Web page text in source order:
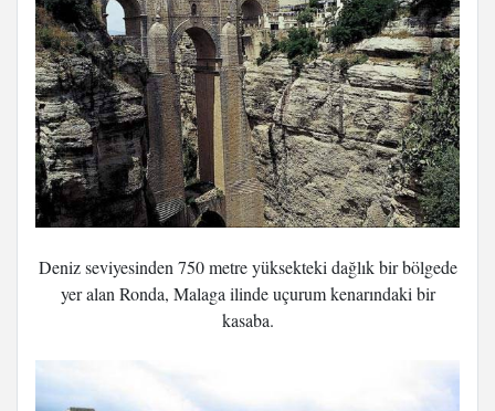
Deniz seviyesinden 750 metre yüksekteki dağlık bir bölgede
yer alan Ronda, Malaga ilinde uçurum kenarındaki bir
kasaba.